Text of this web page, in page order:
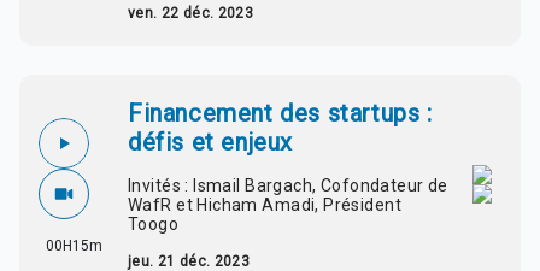
ven. 22 déc. 2023
00H15m
Financement des startups :
défis et enjeux
Invités : Ismail Bargach, Cofondateur de
WafR et Hicham Amadi, Président
Toogo
jeu. 21 déc. 2023